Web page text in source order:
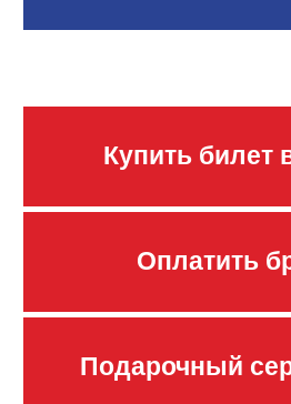
Купить билет
Оплатить
Подарочный